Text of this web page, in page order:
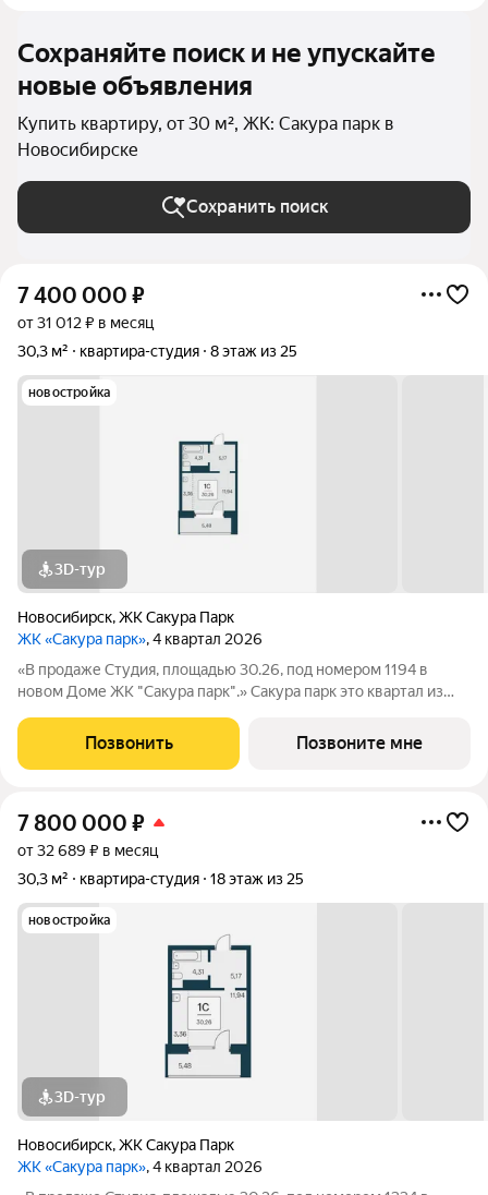
Сохраняйте поиск и не упускайте
новые объявления
Купить квартиру, от 30 м², ЖК: Сакура парк в
Новосибирске
Сохранить поиск
7 400 000 ₽
от 31 012 ₽ в месяц
30,3 м²
квартира-студия 8 этаж из 25
новостройка
3D-тур
Новосибирск,ЖК Сакура Парк
ЖК «Сакура парк», 4 квартал 2026
«В продаже Студия, площадью 30.26, под номером 1194 в
новом Доме ЖК "Сакура парк".» Сакура парк это квартал из
новом центре, в шаговой доступности от станции метро
«Октябрьская». Камерное
Позвонить Позвоните мне
7 800 000 ₽
от 32 689 ₽ в месяц
30,3 м²
квартира-студия 18 этаж из 25
новостройка
3D-тур
Новосибирск,ЖК Сакура Парк
ЖК «Сакура парк», 4 квартал 2026